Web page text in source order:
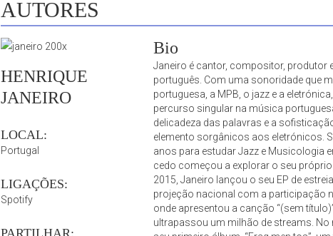
AUTORES
HENRIQUE
JANEIRO
LOCAL:
Portugal
LIGAÇÕES:
Spotify
Bio
Janeiro é cantor, compositor, produtor
português. Com uma sonoridade que
portuguesa, a MPB, o jazz e a
percurso singular na música
delicadeza das palavras e a
elemento sorgânicos aos eletrónicos.
anos para estudar Jazz e Musicologia
cedo começou a explorar o seu
2015, Janeiro lançou o seu EP de
projeção nacional com a participação
onde apresentou a canção “(sem
ultrapassou um milhão de streams.